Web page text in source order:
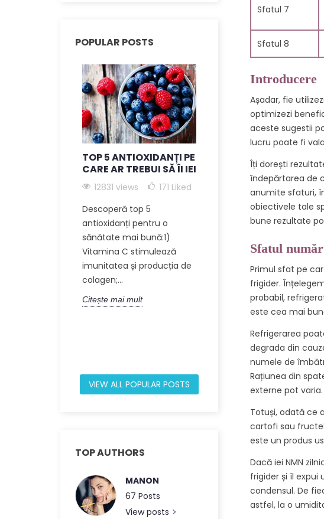
POPULAR POSTS
TOP 5 ANTIOXIDANȚI PE
CARE AR TREBUI SĂ ÎI IEI
12831 views 171 Liked
Descoperă top 5
antioxidanți pentru o
sănătate mai bună:1)
Vitamina C stimulează
imunitatea și producția de
colagen;...
Citește mai mult
BENEFICIILE
SUPLIMENTELOR
CARBON 60 PENTRU
ANTI-ÎMBĂTRÂNIRE
12116 views 174 Liked
incredibile ale Carbon 60,
din 60 de atomi de
Acest articol...
Citește mai mult
VIEW ALL POPULAR POSTS
TOP AUTHORS
MANON
67 Posts
View posts
Sfatul 7
Sfatul 8
Introducere
Așadar, fie
optimizezi
aceste sugestii
lucru poate fi
Îți dorești
îndepărtarea de
anumite sfaturi,
obiectivele tale
bune rezultate
Sfatul
Primul sfat pe
frigider.
probabil,
este cea mai
Refrigerarea
degrada din
numele de
Rațiunea din
externe pot varia.
Totuși, odată ce
cartofi sau
este un produs
Dacă iei NMN
frigider și îl
condensul. De
astfel, la o